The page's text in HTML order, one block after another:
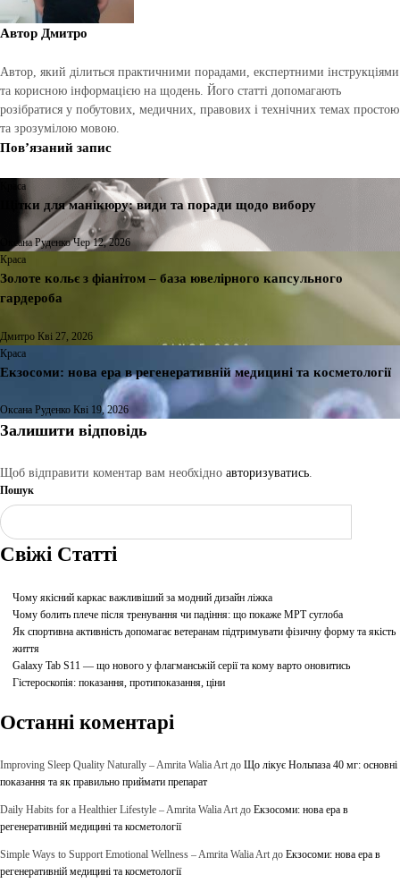
Автор Дмитро
Автор, який ділиться практичними порадами, експертними інструкціями
та корисною інформацією на щодень. Його статті допомагають
розібратися у побутових, медичних, правових і технічних темах простою
та зрозумілою мовою.
Пов’язаний запис
Краса
Щітки для манікюру: види та поради щодо вибору
Оксана РуденкоЧер 12, 2026
Краса
Золоте кольє з фіанітом – база ювелірного капсульного
гардероба
Дмитро Кві 27, 2026
Краса
Екзосоми: нова ера в регенеративній медицині та косметології
Оксана Руденко Кві 19, 2026
Залишити відповідь
Щоб відправити коментар вам необхідно авторизуватись
Пошук
Свіжі Статті
Чому якісний каркас важливіший за модний дизайн ліжка
Чому болить плече після тренування чи падіння: що покаже МРТ суглоба
Як спортивна активність допомагає ветеранам підтримувати фізичну форму та якість
життя
Galaxy Tab S11 — що нового у флагманській серії та кому варто оновитись
Гістероскопія: показання, протипоказання, ціни
Останні коментарі
Improving Sleep Quality Naturally – Amrita Walia Art до Що лікує Нольпаза 40 мг: основні
показання та як правильно приймати препарат
Daily Habits for a Healthier Lifestyle – Amrita Walia Art до Екзосоми: нова ера в
регенеративній медицині та косметології
Simple Ways to Support Emotional Wellness – Amrita Walia Art до Екзосоми: нова ера в
регенеративній медицині та косметології